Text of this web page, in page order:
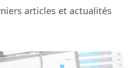
articles et actualités